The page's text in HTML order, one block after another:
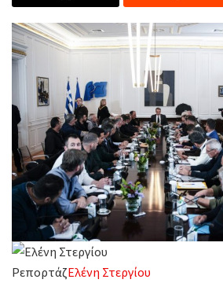
ΡεπορτάζΕλένη Στεργίου